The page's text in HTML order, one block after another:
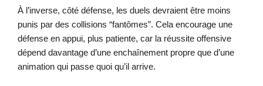
À l’inverse, côté défense, les duels devraient être moins
punis par des collisions “fantômes”. Cela encourage une
défense en appui, plus patiente, car la réussite offensive
dépend davantage d’une enchaînement propre que d’une
animation qui passe quoi qu’il arrive.